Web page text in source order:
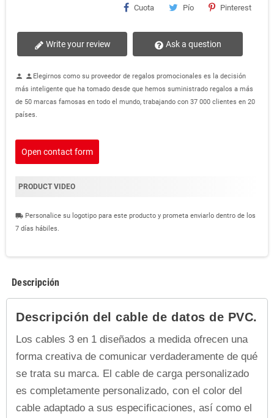
Cuota Pío Pinterest
Write your review Ask a question
person personElegirnos como su proveedor de regalos promocionales es la decisión
más inteligente que ha tomado desde que hemos suministrado regalos a más
de 50 marcas famosas en todo el mundo, trabajando con 37 000 clientes en 20
países.
Open contact form
PRODUCT VIDEO
local_shipping Personalice su logotipo para este producto y prometa enviarlo dentro de los
7 días hábiles.
Descripción
Descripción del cable de datos de PVC.
Los cables 3 en 1 diseñados a medida ofrecen una
forma creativa de comunicar verdaderamente de qué
se trata su marca. El cable de carga personalizado
es completamente personalizado, con el color del
cable adaptado a sus especificaciones, así como el